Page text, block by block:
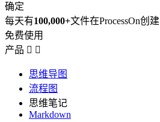
确定
每天有100,000+文件在ProcessOn创建
免费使用
产品  
思维导图
流程图
思维笔记
Markdown